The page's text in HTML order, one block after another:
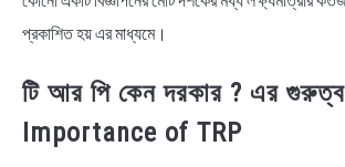
প্রকাশিত হয় এর মাধ্যমে।
টি আর পি কেন দরকার ? এর
Importance of TRP